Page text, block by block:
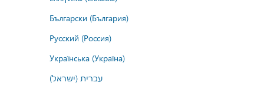
Български (България)
Русский (Россия)
Українська (Україна)
עברית (ישראל)